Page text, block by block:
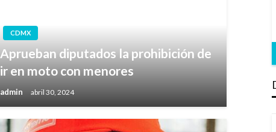
CDMX
Aprueban diputados la prohibición de
ir en moto con menores
admin abril 30, 2024